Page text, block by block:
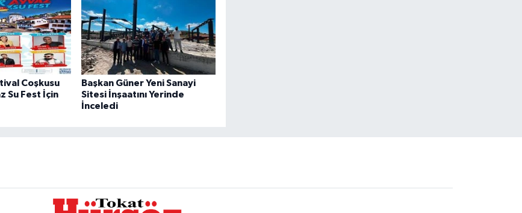
Coşkusu
Su Fest İçin
Başkan Güner Yeni Sanayi
Sitesi İnşaatını Yerinde
İnceledi